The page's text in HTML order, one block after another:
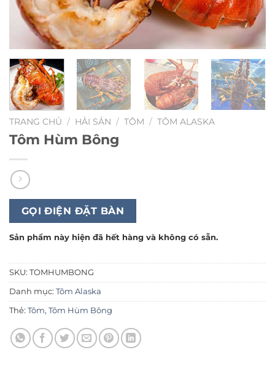
TRANG CHỦ / HẢI SẢN / TÔM / TÔM ALASKA
Tôm Hùm Bông
GỌI ĐIỆN ĐẶT BÀN
Sản phẩm này hiện đã hết hàng và không có sẵn.
SKU: TOMHUMBONG
Danh mục: Tôm Alaska
Thẻ: Tôm, Tôm Hùm Bông